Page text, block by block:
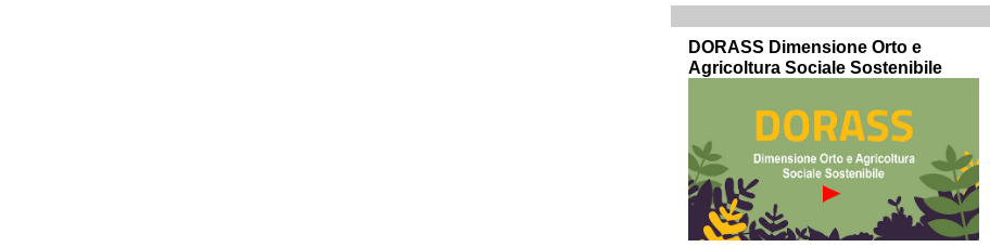
DORASS Dimensione Orto e
Agricoltura Sociale Sostenibile